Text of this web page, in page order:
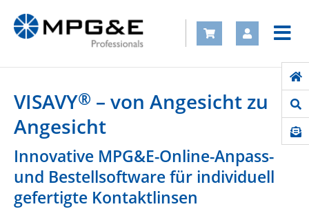
VISAVY® – von Angesicht zu
Angesicht
Innovative MPG&E-Online-Anpass-
und Bestellsoftware für individuell
gefertigte Kontaktlinsen